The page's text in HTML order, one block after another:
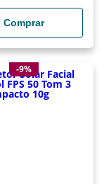
Comprar
-9%